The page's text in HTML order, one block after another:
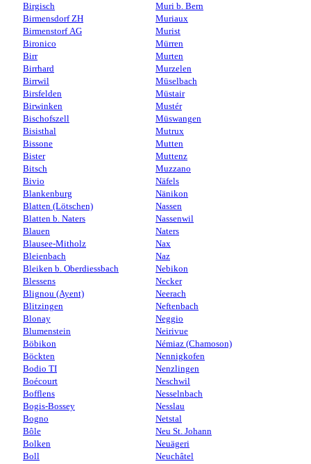
Birgisch
Birmensdorf ZH
Birmenstorf AG
Bironico
Birr
Birrhard
Birrwil
Birsfelden
Birwinken
Bischofszell
Bisisthal
Bissone
Bister
Bitsch
Bivio
Blankenburg
Blatten (Lötschen)
Blatten b. Naters
Blauen
Blausee-Mitholz
Bleienbach
Bleiken b. Oberdiessbach
Blessens
Blignou (Ayent)
Blitzingen
Blonay
Blumenstein
Böbikon
Böckten
Bodio TI
Boécourt
Bofflens
Bogis-Bossey
Bogno
Bôle
Bolken
Boll
Muri b. Bern
Muriaux
Murist
Mürren
Murten
Murzelen
Müselbach
Müstair
Mustér
Müswangen
Mutrux
Mutten
Muttenz
Muzzano
Näfels
Nänikon
Nassen
Nassenwil
Naters
Nax
Naz
Nebikon
Necker
Neerach
Neftenbach
Neggio
Neirivue
Némiaz (Chamoson)
Nennigkofen
Nenzlingen
Neschwil
Nesselnbach
Nesslau
Netstal
Neu St. Johann
Neuägeri
Neuchâtel